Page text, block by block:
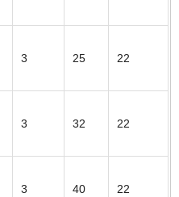
3 25 22
3 32 22
3 40 22